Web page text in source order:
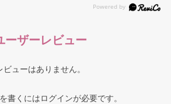
ーザーレビュー
ビューはありません。
書くにはログインが必要です。